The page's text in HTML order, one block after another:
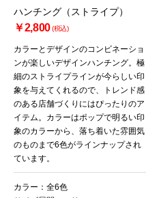
ハンチング（ストライプ）
￥2,800(税込)
カラーとデザインのコンビネーショ
ンが楽しいデザインハンチング。極
細のストライプラインが今らしい印
象を与えてくれるので、トレンド感
のある店舗づくりにはぴったりのア
イテム。カラーはポップで明るい印
象のカラーから、落ち着いた雰囲気
のものまで6色がラインナップされ
ています。
カラー：全6色